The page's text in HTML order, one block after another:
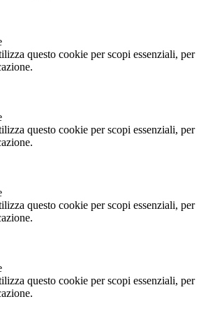
questo cookie per scopi essenziali, per
questo cookie per scopi essenziali, per
questo cookie per scopi essenziali, per
questo cookie per scopi essenziali, per